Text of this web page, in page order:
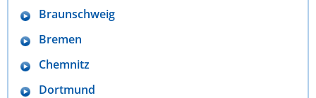
Braunschweig
Bremen
Chemnitz
Dortmund